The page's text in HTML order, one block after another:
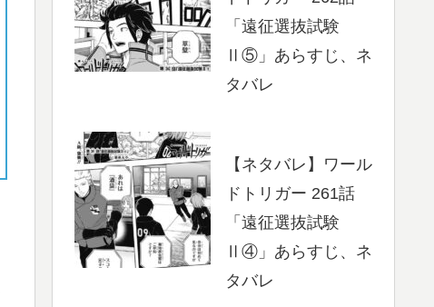
「遠征選抜試験
Ⅱ⑤」あらすじ、ネ
タバレ
【ネタバレ】ワール
ドトリガー 261話
「遠征選抜試験
Ⅱ④」あらすじ、ネ
タバレ